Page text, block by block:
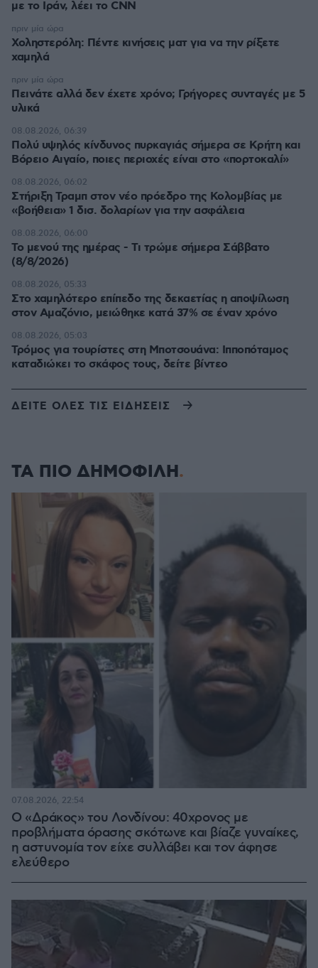
με το Ιράν, λέει το CNN
Χοληστερόλη: Πέντε κινήσεις ματ για να την ρίξετε
χαμηλά
πριν μία ώρα
Πεινάτε αλλά δεν έχετε χρόνο; Γρήγορες συνταγές με 5
υλικά
πριν μία ώρα
Πολύ υψηλός κίνδυνος πυρκαγιάς σήμερα σε Κρήτη και
Βόρειο Αιγαίο, ποιες περιοχές είναι στο «πορτοκαλί»
08.08.2026, 06:39
Στήριξη Τραμπ στον νέο πρόεδρο της Κολομβίας με
«βοήθεια» 1 δισ. δολαρίων για την ασφάλεια
08.08.2026, 06:02
Το μενού της ημέρας - Τι τρώμε σήμερα Σάββατο
(8/8/2026)
08.08.2026, 06:00
Στο χαμηλότερο επίπεδο της δεκαετίας η αποψίλωση
στον Αμαζόνιο, μειώθηκε κατά 37% σε έναν χρόνο
08.08.2026, 05:33
Τρόμος για τουρίστες στη Μποτσουάνα: Ιπποπόταμος
καταδιώκει το σκάφος τους, δείτε βίντεο
08.08.2026, 05:03
ΔΕΙΤΕ ΟΛΕΣ ΤΙΣ ΕΙΔΗΣΕΙΣ
ΤΑ ΠΙΟ ΔΗΜΟΦΙΛΗ
Ο «Δράκος» του Λονδίνου: 40χρονος με
προβλήματα όρασης σκότωνε και βίαζε γυναίκες,
η αστυνομία τον είχε συλλάβει και τον άφησε
ελεύθερο
07.08.2026, 22:54